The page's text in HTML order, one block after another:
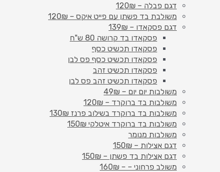
דגם פבלה – 120₪
משולבת בד פשתן עם פייט איקס – 120₪
דגם פסקאדו – 139₪
פסקאדו בד קרושה 80 ש"ח
פסקאדו תכשיט כסף
פסקאדו תכשיט כסף פס לבן
פסקאדו תכשיט זהב
פסקאדו תכשיט זהב פס לבן
משולבות יום יום – 49₪
משולבות בד ברוקרד – 120₪
משולבות בד ברוקרד בשילוב פרנז 130₪
משולבות בד ברוקרד איטלקי 150₪
משולבות מנומר
דגם אצילות – 150₪
דגם אצילות בד פשתן – 150₪
משולב פרחוני – – 160₪